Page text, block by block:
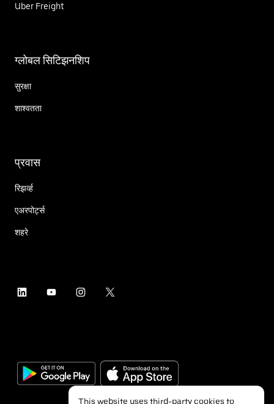
Uber Freight
ग्लोबल सिटिझनशिप
सुरक्षा
शाश्वतता
प्रवास
रिझर्व्ह
एअरपोर्ट्स
शहरे
This website uses third-party cookies to